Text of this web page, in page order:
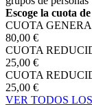
Escoge la cuota
CUOTA
80,00 €
CUOTA
25,00 €
CUOTA
25,00 €
VER TODOS